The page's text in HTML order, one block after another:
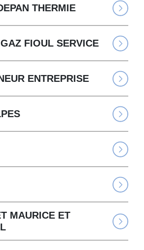
THERMIE
FIOUL SERVICE
ENTREPRISE
MAURICE ET